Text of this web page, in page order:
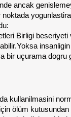
ancak
Birligi beseriyeti
bir uçurama
kullanilmasini
ölüm